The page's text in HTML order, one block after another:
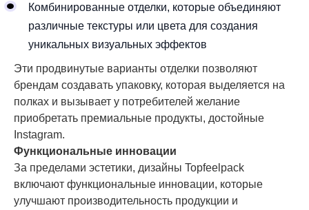
Комбинированные отделки, которые объединяют
различные текстуры или цвета для создания
уникальных визуальных эффектов
Эти продвинутые варианты отделки позволяют
брендам создавать упаковку, которая выделяется на
полках и вызывает у потребителей желание
приобретать премиальные продукты, достойные
Instagram.
Функциональные инновации
За пределами эстетики, дизайны Topfeelpack
включают функциональные инновации, которые
улучшают производительность продукции и